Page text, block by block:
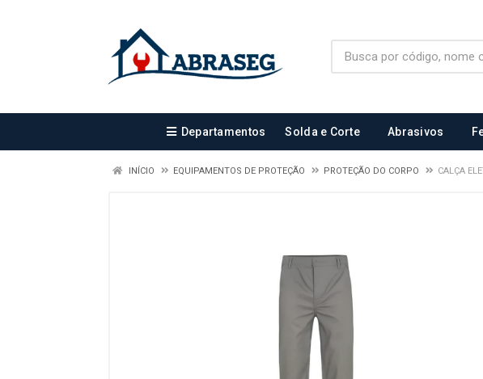
Departamentos Solda e Corte Abrasivos
INÍCIO EQUIPAMENTOS DE PROTEÇÃO PROTEÇÃO DO CORPO CALÇA